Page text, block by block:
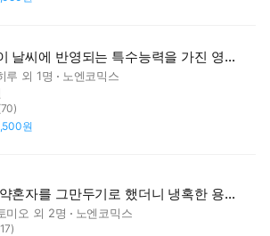
감정이 날씨에 반영되는 특수능력을 가진 영애는 약혼을 파기 당해 불모의 대지로 시집가고 싶다
루 외 1명
노엔코믹스
70)
원
임시 약혼자를 그만두기로 했더니 냉혹한 용신 왕세자의 상태가 이상해졌습니다
미오 외 2명 노엔코믹스
17)